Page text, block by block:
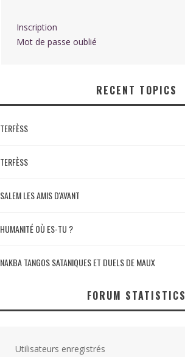
Inscription
Mot de passe oublié
RECENT TOPICS
TERFÈSS
TERFÈSS
SALEM LES AMIS D'AVANT
HUMANITÉ OÙ ES-TU ?
NAKBA TANGOS SATANIQUES ET DUELS DE MAUX
FORUM STATISTICS
Utilisateurs enregistrés